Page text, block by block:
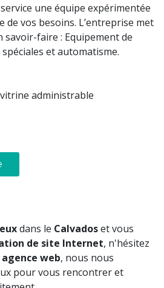
une équipe expérimentée
de vos besoins. L’entreprise met
faire : Equipement de
et automatisme.
administrable
dans le Calvadoset vous
de site Internet, n'hésitez
agence web, nous nous
pour vous rencontrer et